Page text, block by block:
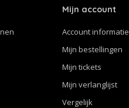
Mijn account
Account informatie
Mijn bestellingen
Mijn tickets
Mijn verlanglijst
Vergelijk